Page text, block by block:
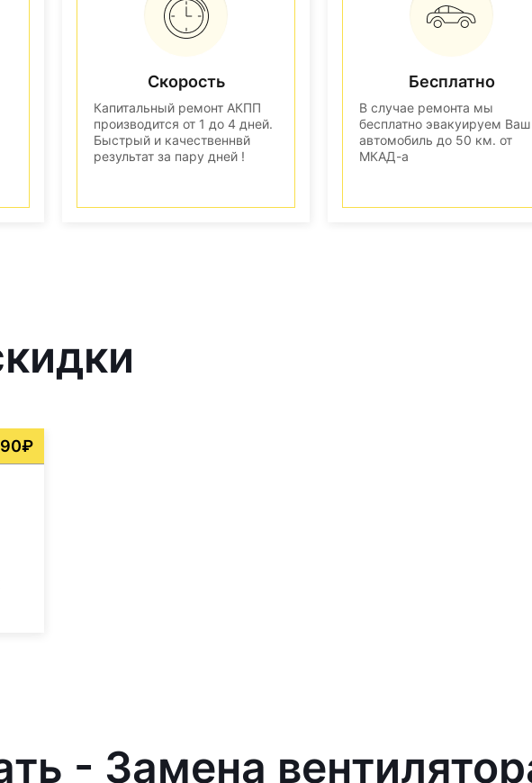
Скорость
Капитальный ремонт АКПП
производится от 1 до 4 дней.
Быстрый и качественнвй
результат за пару дней !
Бесплатно
В случае ремонта мы
бесплатно эвакуируем Ваш
автомобиль до 50 км. от
МКАД-а
- Замена